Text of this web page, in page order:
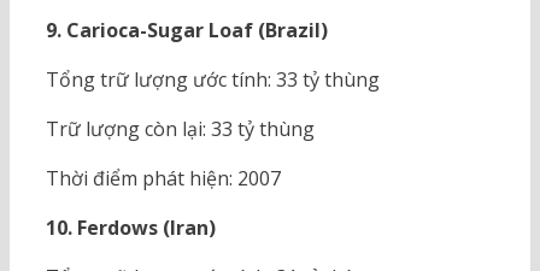
9. Carioca-Sugar Loaf (Brazil)
Tổng trữ lượng ước tính: 33 tỷ thùng
Trữ lượng còn lại: 33 tỷ thùng
Thời điểm phát hiện: 2007
10. Ferdows (Iran)